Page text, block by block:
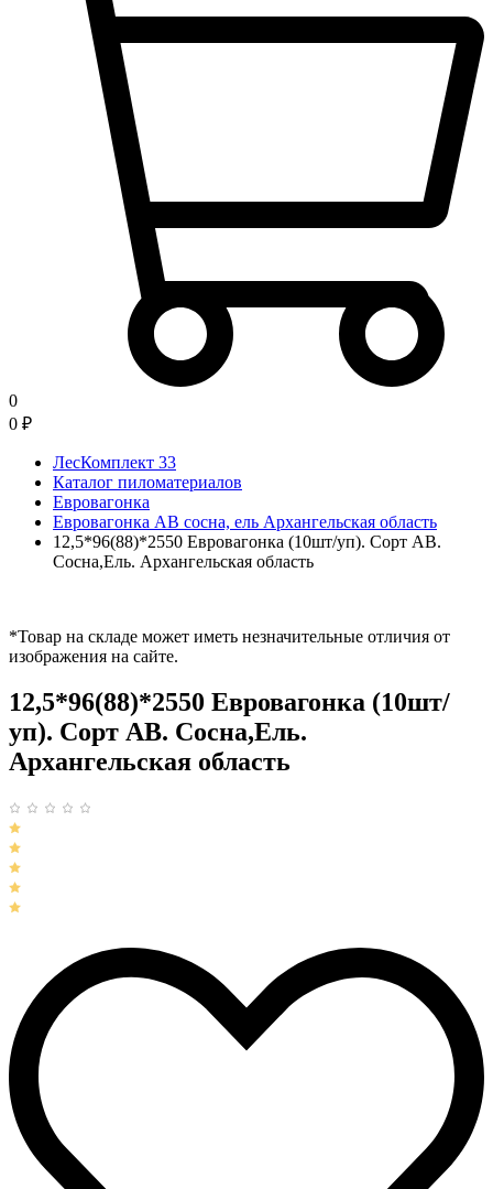
0
0 ₽
ЛесКомплект 33
Каталог пиломатериалов
Евровагонка
Евровагонка АВ сосна, ель Архангельская область
12,5*96(88)*2550 Евровагонка (10шт/уп). Сорт АВ.
Сосна,Ель. Архангельская область
*Товар на складе может иметь незначительные отличия от
изображения на сайте.
12,5*96(88)*2550 Евровагонка (10шт/
уп). Сорт АВ. Сосна,Ель.
Архангельская область